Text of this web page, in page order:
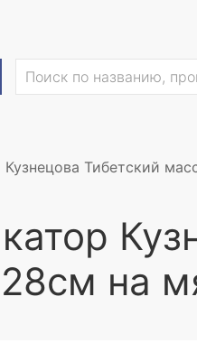
Кузнецова Тибетский
на